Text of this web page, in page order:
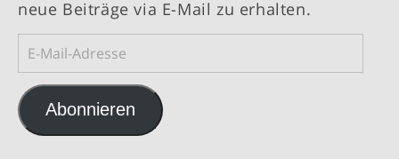
neue Beiträge via E-Mail zu erhalten.
E-Mail-Adresse
Abonnieren